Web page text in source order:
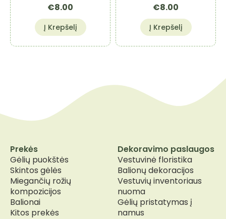
€8.00
Į Krepšelį
€8.00
Į Krepšelį
Prekės
Gėlių puokštės
Skintos gėlės
Miegančių rožių
kompozicijos
Balionai
Kitos prekės
Dekoravimo paslaugos
Vestuvinė floristika
Balionų dekoracijos
Vestuvių inventoriaus
nuoma
Gėlių pristatymas į
namus